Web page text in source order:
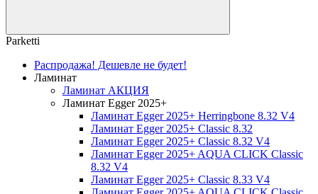
Parketti
Распродажа! Дешевле не будет!
Ламинат
Ламинат АКЦИЯ
Ламинат Egger 2025+
Ламинат Egger 2025+ Herringbone 8.32 V4
Ламинат Egger 2025+ Classic 8.32
Ламинат Egger 2025+ Classic 8.32 V4
Ламинат Egger 2025+ AQUA CLICK Classic
8.32 V4
Ламинат Egger 2025+ Classic 8.33 V4